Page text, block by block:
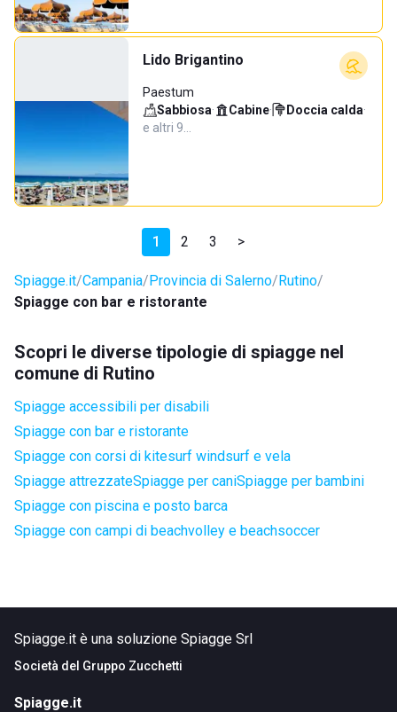
Lido Brigantino
Paestum
Sabbiosa· Cabine· Doccia calda·
e altri 9…
1 2 3 >
Spiagge.it Campania Provincia di Salerno Rutino
Spiagge con bar e ristorante
Scopri le diverse tipologie di spiagge nel
comune di Rutino
Spiagge accessibili per disabili
Spiagge con bar e ristorante
Spiagge con corsi di kitesurf windsurf e vela
Spiagge attrezzateSpiagge per caniSpiagge per bambini
Spiagge con piscina e posto barca
Spiagge con campi di beachvolley e beachsoccer
Spiagge.it è una soluzione Spiagge Srl
Società del Gruppo Zucchetti
Spiagge.it